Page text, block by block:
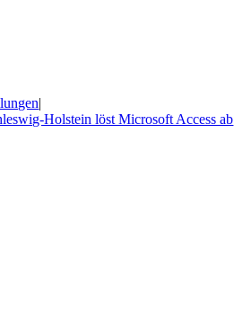
|
Holstein löst Microsoft Access ab